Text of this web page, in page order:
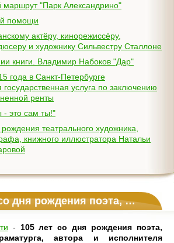
маршрут "Парк Александрино"
помощи
и художнику Сильвестру Сталлоне
книги. Владимир Набоков "Дар"
государственная услуга по заключению
ренты
- это сам ты!"
книжного иллюстратора Натальи
драматурга, автора и исполнителя собственных песен Александра Галича
- 105 лет со дня рождения поэта,
автора и исполнителя